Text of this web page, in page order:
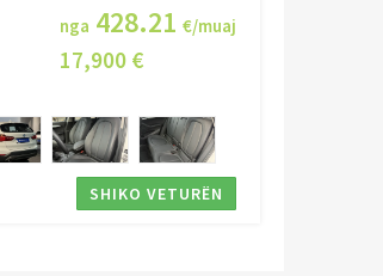
nga 428.21 €/muaj
17,900 €
SHIKO VETURËN